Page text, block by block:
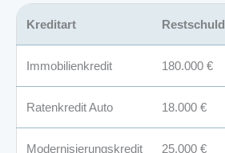
Kreditart Restschuld
Immobilienkredit 180.000 €
Ratenkredit Auto 18.000 €
Modernisierungskredit 25.000 €